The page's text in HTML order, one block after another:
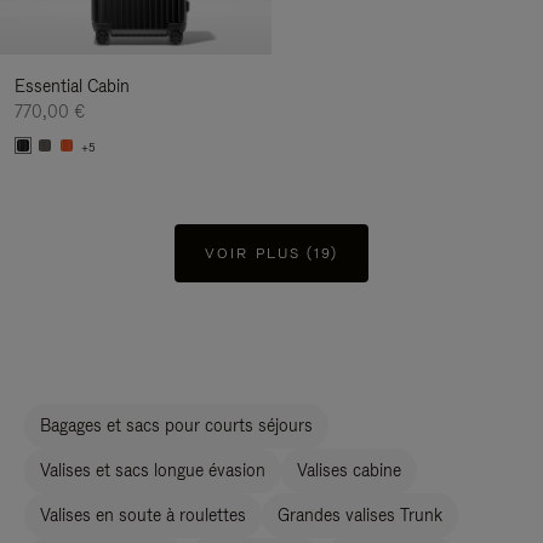
Essential Cabin
770,00 €
+5
VOIR PLUS (19)
Bagages et sacs pour courts séjours
Valises et sacs longue évasion Valises cabine
Valises en soute à roulettes Grandes valises Trunk